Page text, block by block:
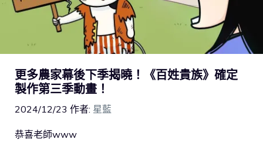
更多農家幕後下季揭曉！《百姓貴族》確定
製作第三季動畫！
2024/12/23 作者: 星藍
恭喜老師www